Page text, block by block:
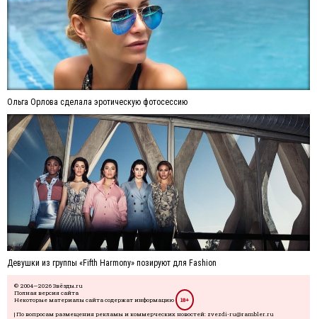
Ольга Орлова сделала эротическую фотосессию
Девушки из группы «Fifth Harmony» позируют для Fashion
© 2004—2026 Звёзды.ru
Полная версия сайта
Некоторые материалы сайта содержат информацию
18+
| По вопросам размещения рекламы и коммерческих новостей: zvezdi-ru@rambler.ru